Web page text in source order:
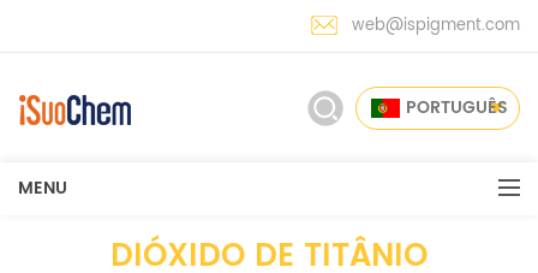
web@ispigment.com
PORTUGUÊS
MENU
DIÓXIDO DE TITÂNIO